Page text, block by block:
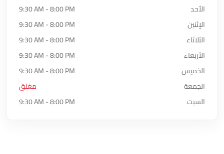
الأحد
9:30 AM - 8:00 PM
الإثنين
9:30 AM - 8:00 PM
الثلاثاء
9:30 AM - 8:00 PM
الأربعاء
9:30 AM - 8:00 PM
الخميس
9:30 AM - 8:00 PM
الجمعة
مغلق
السبت
9:30 AM - 8:00 PM